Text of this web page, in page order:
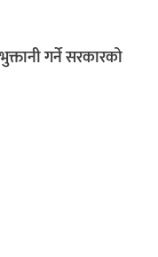
गर्ने सरकारको